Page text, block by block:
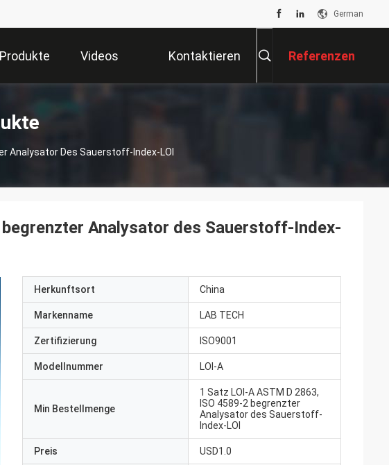
German
Produkte Videos Kontaktieren Referenzen
Analysator Des Sauerstoff-Index-LOI
Analysator des Sauerstoff-Index-
Herkunftsort China
Markenname LAB TECH
Zertifizierung ISO9001
Modellnummer LOI-A
Min Bestellmenge
1 Satz LOI-A ASTM D 2863,
ISO 4589-2 begrenzter
Analysator des Sauerstoff-
Index-LOI
Preis USD1.0